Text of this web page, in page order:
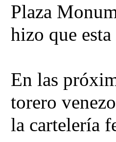
Plaza
hizo que
En las
torero
la cartelería